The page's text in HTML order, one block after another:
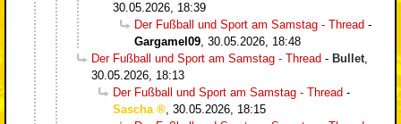
30.05.2026, 18:39
Der Fußball und Sport am Samstag - Thread -
Gargamel09, 30.05.2026, 18:48
Der Fußball und Sport am Samstag - Thread - Bullet,
30.05.2026, 18:13
Der Fußball und Sport am Samstag - Thread -
Sascha
, 30.05.2026, 18:15